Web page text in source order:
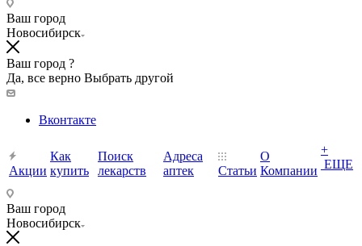
Ваш город
Новосибирск
Ваш город ?
Да, все верно Выбрать другой
Вконтакте
Акции
Как
купить
Поиск
лекарств
Адреса
аптек
Статьи
О
Компании
+
ЕЩЕ
Ваш город
Новосибирск